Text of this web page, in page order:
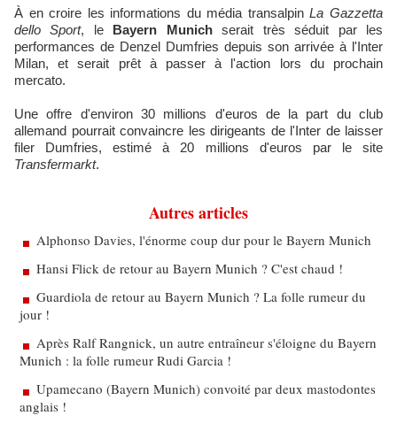
À en croire les informations du média transalpinLa Gazzetta
dello Sport, le Bayern Munichserait très séduit par les
performances de Denzel Dumfries depuis son arrivée à l'Inter
Milan, et serait prêt à passer à l'action lors du prochain
mercato.
Une offre d'environ 30 millions d'euros de la part du club
allemand pourrait convaincre les dirigeants de l'Inter de laisser
filer Dumfries, estimé à 20 millions d'euros par le site
Transfermarkt.
Autres articles
Alphonso Davies, l'énorme coup dur pour le Bayern Munich
Hansi Flick de retour au Bayern Munich ? C'est chaud !
Guardiola de retour au Bayern Munich ? La folle rumeur du
jour !
Après Ralf Rangnick, un autre entraîneur s'éloigne du Bayern
Munich : la folle rumeur Rudi Garcia !
Upamecano (Bayern Munich) convoité par deux mastodontes
anglais !